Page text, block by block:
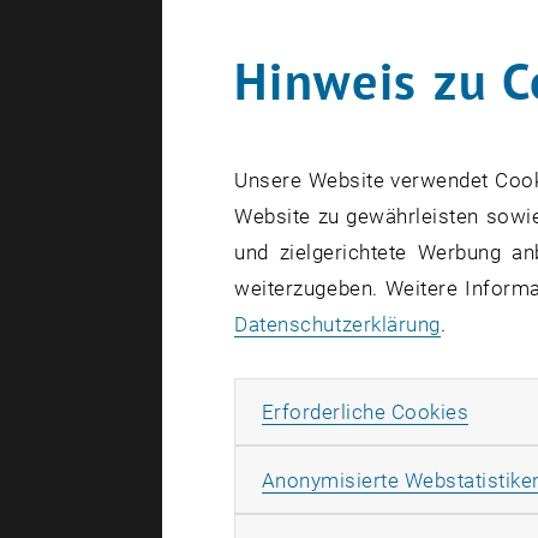
Als erster
Hinweis zu
Unsere Website verwendet
Website zu gewährleisten
und zielgerichtete Werbung
weiterzugeben. Weitere
Datenschutzerklärung.
Erforderliche Cookies
Anonymisierte